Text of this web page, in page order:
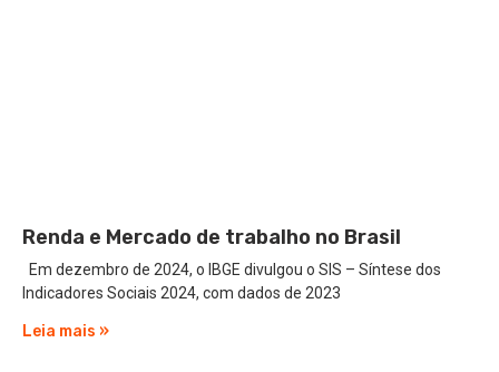
Renda e Mercado de trabalho no Brasil
Em dezembro de 2024, o IBGE divulgou o SIS – Síntese dos
Indicadores Sociais 2024, com dados de 2023
Leia mais »